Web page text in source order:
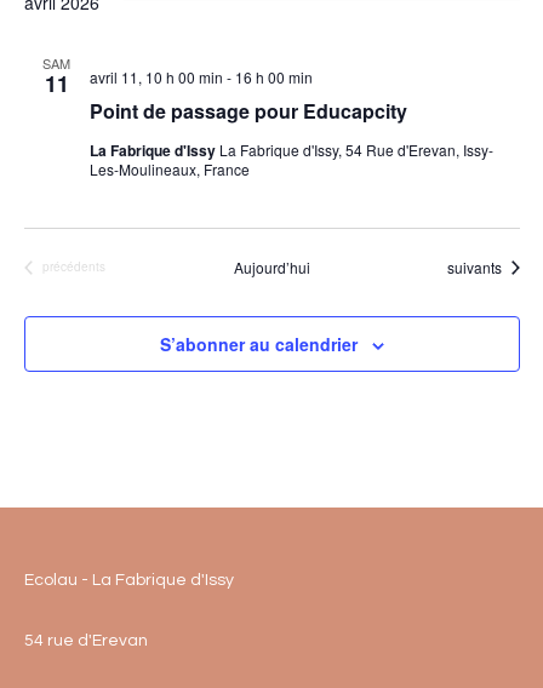
SAM
11
Point de passage pour Educapcity
avril 11, 10 h 00 min - 16 h 00 min
La Fabrique d'Issy La Fabrique d'Issy, 54 Rue d'Erevan, Issy-
Les-Moulineaux, France
Évènements
précédents Aujourd’hui Évènements
suivants
S’abonner au calendrier
Ecolau - La Fabrique d'Issy
54 rue d'Erevan